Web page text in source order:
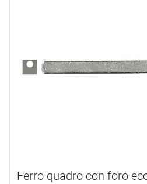
Ferro quadro con foro